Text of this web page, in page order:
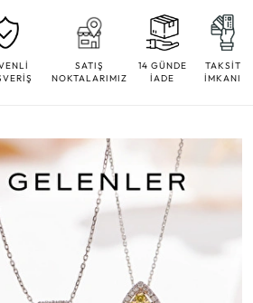
SATIŞ
NOKTALARIMIZ
14 GÜNDE
İADE
TAKSİT
İMKANI